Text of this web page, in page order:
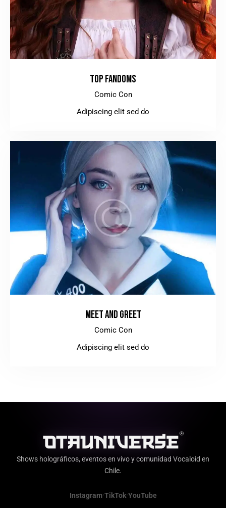
TOP FANDOMS
Comic Con
Adipiscing elit sed do
MEET AND GREET
Comic Con
Adipiscing elit sed do
Shows holográficos, eventos en vivo y comunidad Vocaloid en
Chile.
Instagram·TikTok·YouTube